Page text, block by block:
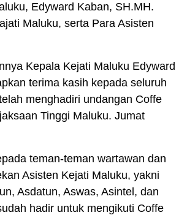
Edyward Kaban, SH.MH.
Maluku, serta Para Asisten
Kepala Kejati Maluku Edyward
terima kasih kepada seluruh
menghadiri undangan Coffe
Tinggi Maluku. Jumat
teman-teman wartawan dan
Asisten Kejati Maluku, yakni
Asdatun, Aswas, Asintel, dan
hadir untuk mengikuti Coffe